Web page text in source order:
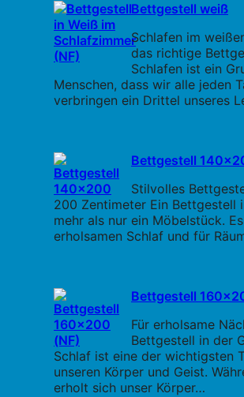
Bettgestell weiß
Schlafen im
das richtige
Schlafen ist ein
Menschen, dass wir alle jeden
verbringen ein Drittel unseres
Bettgestell
Stilvolles
200 Zentimeter Ein Bettgestell
mehr als nur ein Möbelstück.
erholsamen Schlaf und für
Bettgestell
Für erholsame
Bettgestell in der
Schlaf ist eine der wichtigsten
unseren Körper und Geist.
erholt sich unser Körper…